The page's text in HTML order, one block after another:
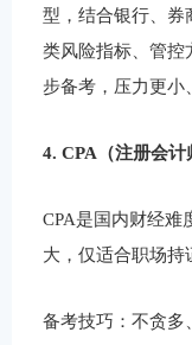
型，结合银行、券
类风险指标、管控
步备考，压力更小
4. CPA（注册会
CPA是国内财经难
大，仅适合职场持
备考技巧：不贪多